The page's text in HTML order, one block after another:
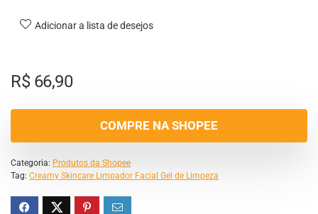
Adicionar a lista de desejos
R$66,90
COMPRE NA SHOPEE
Categoria: Produtos da Shopee
Tag: Creamy Skincare Limpador Facial Gel de Limpeza